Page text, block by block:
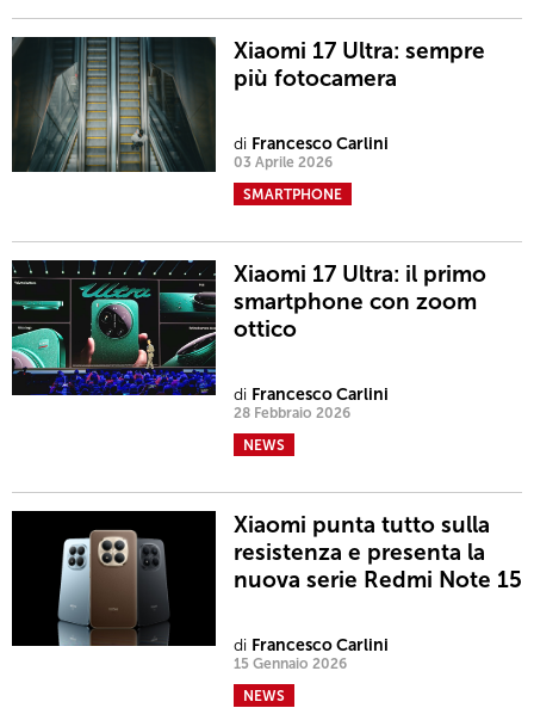
Xiaomi 17 Ultra: sempre
più fotocamera
di Francesco Carlini
03 Aprile 2026
SMARTPHONE
Xiaomi 17 Ultra: il primo
smartphone con zoom
ottico
di Francesco Carlini
28 Febbraio 2026
NEWS
Xiaomi punta tutto sulla
resistenza e presenta la
nuova serie Redmi Note 15
di Francesco Carlini
15 Gennaio 2026
NEWS